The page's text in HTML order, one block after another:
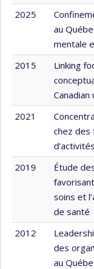
2025
au
mentale
2015
Linking
Canadian
2021
chez des
2019
Étude
soins et
de santé
2012
des
au